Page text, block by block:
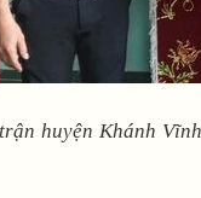
huyện Khánh